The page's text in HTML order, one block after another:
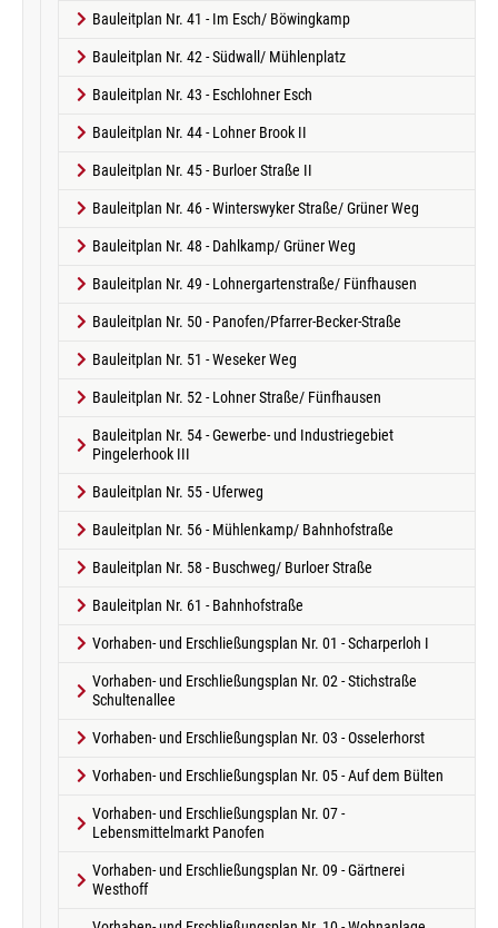
Bauleitplan Nr. 41 - Im Esch/ Böwingkamp
Bauleitplan Nr. 42 - Südwall/ Mühlenplatz
Bauleitplan Nr. 43 - Eschlohner Esch
Bauleitplan Nr. 44 - Lohner Brook II
Bauleitplan Nr. 45 - Burloer Straße II
Bauleitplan Nr. 46 - Winterswyker Straße/ Grüner Weg
Bauleitplan Nr. 48 - Dahlkamp/ Grüner Weg
Bauleitplan Nr. 49 - Lohnergartenstraße/ Fünfhausen
Bauleitplan Nr. 50 - Panofen/Pfarrer-Becker-Straße
Bauleitplan Nr. 51 - Weseker Weg
Bauleitplan Nr. 52 - Lohner Straße/ Fünfhausen
Bauleitplan Nr. 54 - Gewerbe- und Industriegebiet
Pingelerhook III
Bauleitplan Nr. 55 - Uferweg
Bauleitplan Nr. 56 - Mühlenkamp/ Bahnhofstraße
Bauleitplan Nr. 58 - Buschweg/ Burloer Straße
Bauleitplan Nr. 61 - Bahnhofstraße
Vorhaben- und Erschließungsplan Nr. 01 - Scharperloh I
Vorhaben- und Erschließungsplan Nr. 02 - Stichstraße
Schultenallee
Vorhaben- und Erschließungsplan Nr. 03 - Osselerhorst
Vorhaben- und Erschließungsplan Nr. 05 - Auf dem Bülten
Vorhaben- und Erschließungsplan Nr. 07 -
Lebensmittelmarkt Panofen
Vorhaben- und Erschließungsplan Nr. 09 - Gärtnerei
Westhoff